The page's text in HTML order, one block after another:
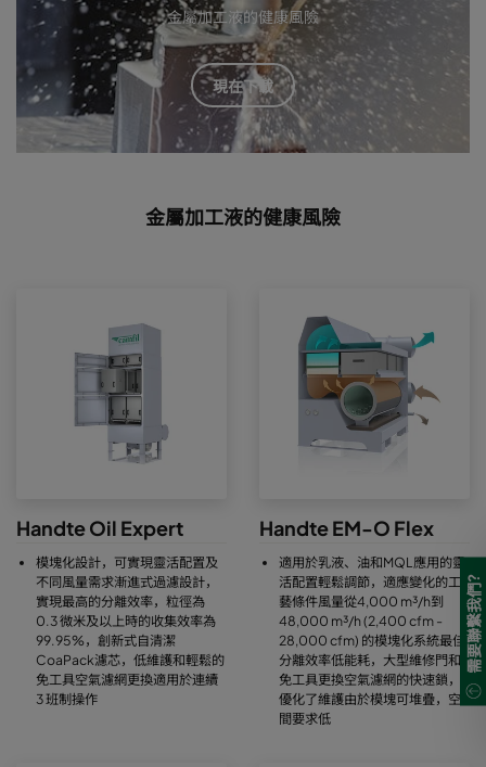
金屬加工液的健康風險
現在下載
金屬加工液的健康風險
Handte Oil Expert
模塊化設計，可實現靈活配置及
不同風量需求漸進式過濾設計，
實現最高的分離效率，粒徑為
0.3 微米及以上時的收集效率為
99.95%，創新式自清潔
CoaPack濾芯，低維護和輕鬆的
免工具空氣濾網更換適用於連續
3 班制操作
Handte EM-O Flex
適用於乳液、油和MQL應用的靈
活配置輕鬆調節，適應變化的工
藝條件風量從4,000 m³/h到
48,000 m³/h (2,400 cfm -
28,000 cfm) 的模塊化系統最佳
分離效率低能耗，大型維修門和
免工具更換空氣濾網的快速鎖，
優化了維護由於模塊可堆疊，空
間要求低
需要聯繫我們?